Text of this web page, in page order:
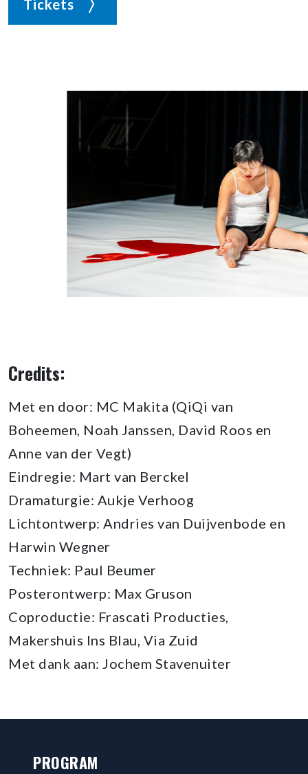
Tickets
Credits:
Met en door: MC Makita (QiQi van
Boheemen, Noah Janssen, David Roos en
Anne van der Vegt)
Eindregie: Mart van Berckel
Dramaturgie: Aukje Verhoog
Lichtontwerp: Andries van Duijvenbode en
Harwin Wegner
Techniek: Paul Beumer
Posterontwerp: Max Gruson
Coproductie: Frascati Producties,
Makershuis Ins Blau, Via Zuid
Met dank aan: Jochem Stavenuiter
PROGRAM